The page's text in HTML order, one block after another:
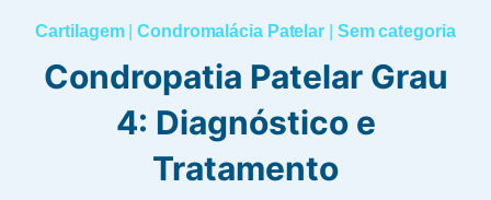
Cartilagem|Condromalácia Patelar Sem categoria
Condropatia Patelar Grau
4: Diagnóstico e
Tratamento